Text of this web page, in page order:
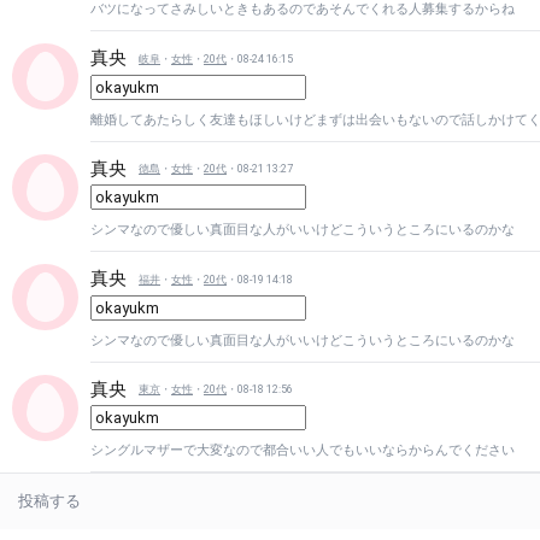
バツになってさみしいときもあるのであそんでくれる人募集するからね
真央 岐阜 ・ 女性 ・ 20代 ・08-24 16:15
離婚してあたらしく友達もほしいけどまずは出会いもないので話しかけて
真央 徳島 ・ 女性 ・ 20代 ・08-21 13:27
シンマなので優しい真面目な人がいいけどこういうところにいるのかな
真央 福井 ・ 女性 ・ 20代 ・08-19 14:18
シンマなので優しい真面目な人がいいけどこういうところにいるのかな
真央 東京 ・ 女性 ・ 20代 ・08-18 12:56
シングルマザーで大変なので都合いい人でもいいならからんでください
投稿する